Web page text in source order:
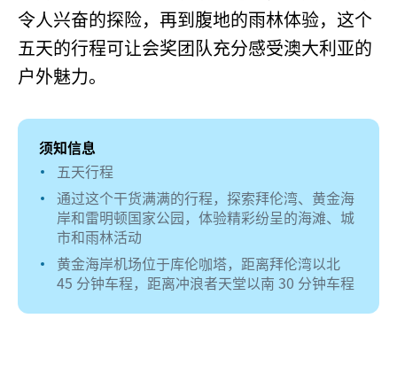
令人兴奋的探险，再到腹地的雨林体验，这个
五天的行程可让会奖团队充分感受澳大利亚的
户外魅力。
须知信息
五天行程
通过这个干货满满的行程，探索拜伦湾、黄金海
岸和雷明顿国家公园，体验精彩纷呈的海滩、城
市和雨林活动
黄金海岸机场位于库伦咖塔，距离拜伦湾以北
45 分钟车程，距离冲浪者天堂以南 30 分钟车程